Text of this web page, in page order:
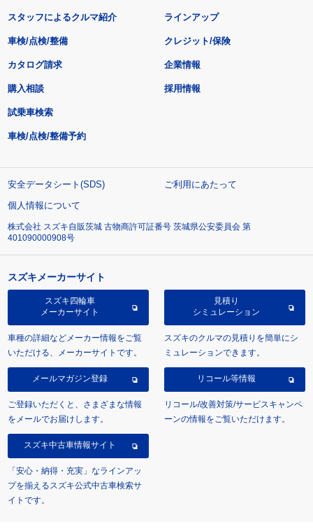
スタッフによるクルマ紹介 ラインアップ
車検/点検/整備 クレジット/保険
カタログ請求
購入相談
試乗車検索
車検/点検/整備予約
企業情報
採用情報
安全データシート(SDS)
ご利用にあたって
個人情報について
株式会社 スズキ自販茨城 古物商許可証番号 茨城県公安委員会 第
401090000908号
スズキメーカーサイト
スズキ四輪車
メーカーサイト
車種の詳細などメーカー情報をご覧
いただける、メーカーサイトです。
見積り
シミュレーション
スズキのクルマの見積りを簡単にシ
ミュレーションできます。
メールマガジン登録
ご登録いただくと、さまざまな情報
をメールでお届けします。
リコール等情報
リコール/改善対策/サービスキャンペ
ーンの情報をご覧いただけます。
スズキ中古車情報サイト
「安心・納得・充実」なラインアッ
プを揃えるスズキ公式中古車検索サ
イトです。